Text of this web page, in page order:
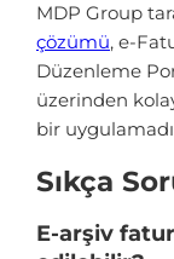
MDP Group
çözümü, e-
Düzenleme
üzerinden
bir
Sıkça
E-arşiv